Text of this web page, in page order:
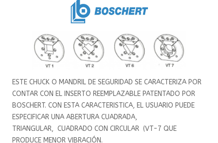
ESTE CHUCK O MANDRIL DE SEGURIDAD SE CARACTERIZA POR
CONTAR CON EL INSERTO RE­EMPLAZABLE PATENTADO POR
BOSCHERT. CON ESTA CARACTERISTICA, EL USUARIO PUEDE
ES­PECIFICAR UNA ABERTURA CUADRADA,
TRIANGULAR, CUADRADO CON CIRCULAR (VT-7 QUE
PRODUCE MENOR VIBRACIÓN.